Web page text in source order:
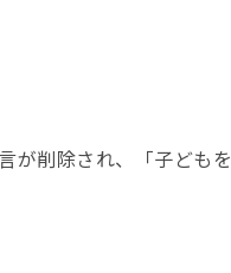
が削除され、「子どもを